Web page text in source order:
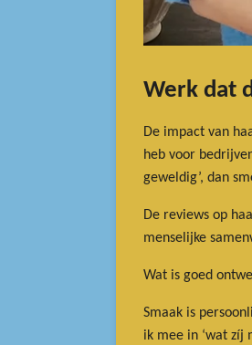
Werk dat
De impact van
heb voor
geweldig’, dan
De reviews op
menselijke
Wat is goed
Smaak is
ik mee in ‘wat zíj